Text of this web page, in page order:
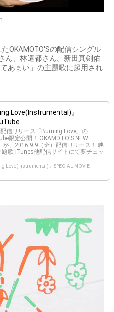
OKAMOTO'Sの配信シングル
ん、林遣都さん、新田真剣佑
あまい」の主題歌に起用され
Love(Instrumental)』
信リリース「Burning Love」の
限定公開！ OKAMOTO'S NEW
が、2016.9.9（金）配信リリース！ 映
歌 iTunes他配信サイトにて要チェッ
Love(Instrumental)』SPECIAL MOVIE -